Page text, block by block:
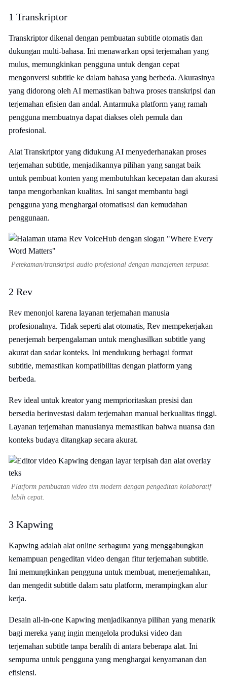
1 Transkriptor
Transkriptor dikenal dengan pembuatan subtitle otomatis dan
dukungan multi-bahasa. Ini menawarkan opsi terjemahan yang
mulus, memungkinkan pengguna untuk dengan cepat
mengonversi subtitle ke dalam bahasa yang berbeda. Akurasinya
yang didorong oleh AI memastikan bahwa proses transkripsi dan
terjemahan efisien dan andal. Antarmuka platform yang ramah
pengguna membuatnya dapat diakses oleh pemula dan
profesional.
Alat Transkriptor yang didukung AI menyederhanakan proses
terjemahan subtitle, menjadikannya pilihan yang sangat baik
untuk pembuat konten yang membutuhkan kecepatan dan akurasi
tanpa mengorbankan kualitas. Ini sangat membantu bagi
pengguna yang menghargai otomatisasi dan kemudahan
penggunaan.
Perekaman/transkripsi audio profesional dengan manajemen terpusat.
2 Rev
Rev menonjol karena layanan terjemahan manusia
profesionalnya. Tidak seperti alat otomatis, Rev mempekerjakan
penerjemah berpengalaman untuk menghasilkan subtitle yang
akurat dan sadar konteks. Ini mendukung berbagai format
subtitle, memastikan kompatibilitas dengan platform yang
berbeda.
Rev ideal untuk kreator yang memprioritaskan presisi dan
bersedia berinvestasi dalam terjemahan manual berkualitas tinggi.
Layanan terjemahan manusianya memastikan bahwa nuansa dan
konteks budaya ditangkap secara akurat.
Platform pembuatan video tim modern dengan pengeditan kolaboratif
lebih cepat.
3 Kapwing
Kapwing adalah alat online serbaguna yang menggabungkan
kemampuan pengeditan video dengan fitur terjemahan subtitle.
Ini memungkinkan pengguna untuk membuat, menerjemahkan,
dan mengedit subtitle dalam satu platform, merampingkan alur
kerja.
Desain all-in-one Kapwing menjadikannya pilihan yang menarik
bagi mereka yang ingin mengelola produksi video dan
terjemahan subtitle tanpa beralih di antara beberapa alat. Ini
sempurna untuk pengguna yang menghargai kenyamanan dan
efisiensi.